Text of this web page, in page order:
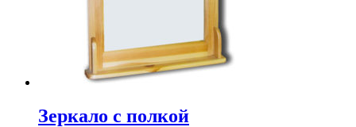
Зеркало с полкой